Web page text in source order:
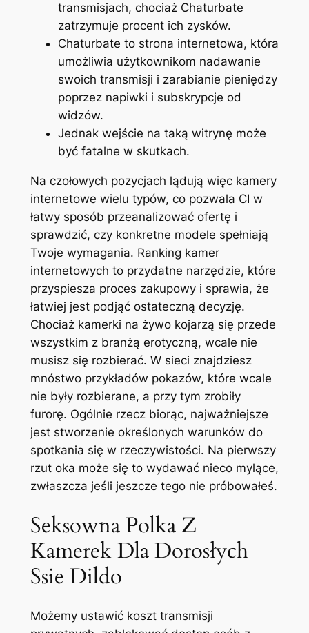
transmisjach, chociaż Chaturbate
zatrzymuje procent ich zysków.
Chaturbate to strona internetowa, która
umożliwia użytkownikom nadawanie
swoich transmisji i zarabianie pieniędzy
poprzez napiwki i subskrypcje od
widzów.
Jednak wejście na taką witrynę może
być fatalne w skutkach.
Na czołowych pozycjach lądują więc kamery
internetowe wielu typów, co pozwala CI w
łatwy sposób przeanalizować ofertę i
sprawdzić, czy konkretne modele spełniają
Twoje wymagania. Ranking kamer
internetowych to przydatne narzędzie, które
przyspiesza proces zakupowy i sprawia, że
łatwiej jest podjąć ostateczną decyzję.
Chociaż kamerki na żywo kojarzą się przede
wszystkim z branżą erotyczną, wcale nie
musisz się rozbierać. W sieci znajdziesz
mnóstwo przykładów pokazów, które wcale
nie były rozbierane, a przy tym zrobiły
furorę. Ogólnie rzecz biorąc, najważniejsze
jest stworzenie określonych warunków do
spotkania się w rzeczywistości. Na pierwszy
rzut oka może się to wydawać nieco mylące,
zwłaszcza jeśli jeszcze tego nie próbowałeś.
Seksowna Polka Z
Kamerek Dla Dorosłych
Ssie Dildo
Możemy ustawić koszt transmisji